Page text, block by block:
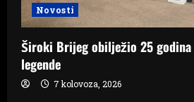
Novosti
Široki Brijeg obilježio 25 godina
legende
7 kolovoza, 2026